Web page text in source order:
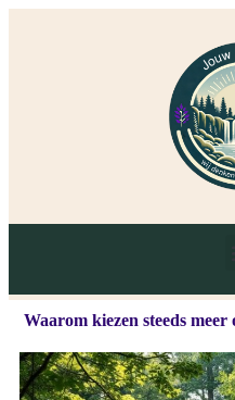
Waarom kiezen steeds